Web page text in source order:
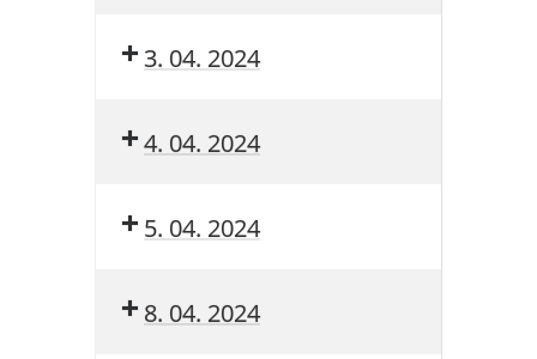
3. 04. 2024
4. 04. 2024
5. 04. 2024
8. 04. 2024